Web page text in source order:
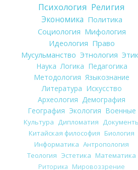
Психология Религия
Экономика Политика
Социология Мифология
Идеология Право
Мусульманство Этнология
Наука Логика Педагогика
Методология Языкознание
Литература Искусство
Археология Демография
География Экология Военные
Культура Дипломатия
Китайская философия Биология
Информатика Антропология
Теология Эстетика Математика
Риторика Мировоззрение